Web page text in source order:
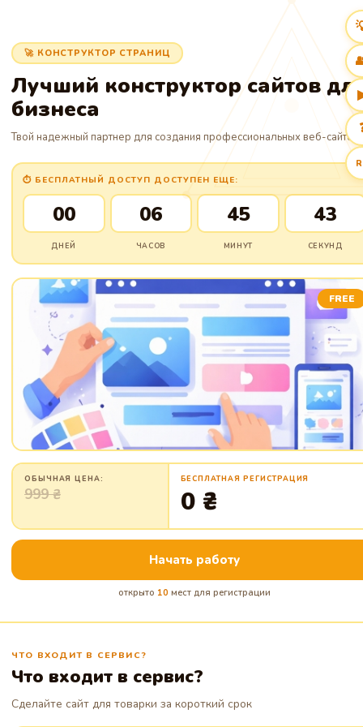
🚀 КОНСТРУКТОР СТРАНИЦ
Лучший конструктор сайтов
бизнеса
Твой надежный партнер для создания профессиональных веб-сайтов.
⏱ БЕСПЛАТНЫЙ ДОСТУП ДОСТУПЕН ЕЩЕ:
00
ДНЕЙ
06
ЧАСОВ
45
МИНУТ
42
СЕКУНД
FREE
ОБЫЧНАЯ ЦЕНА:
999 ₴
БЕСПЛАТНАЯ РЕГИСТРАЦИЯ
0 ₴
Начать работу
открыто 10 мест для регистрации
ЧТО ВХОДИТ В СЕРВИС?
Что входит в сервис?
Сделайте сайт для товарки за короткий срок